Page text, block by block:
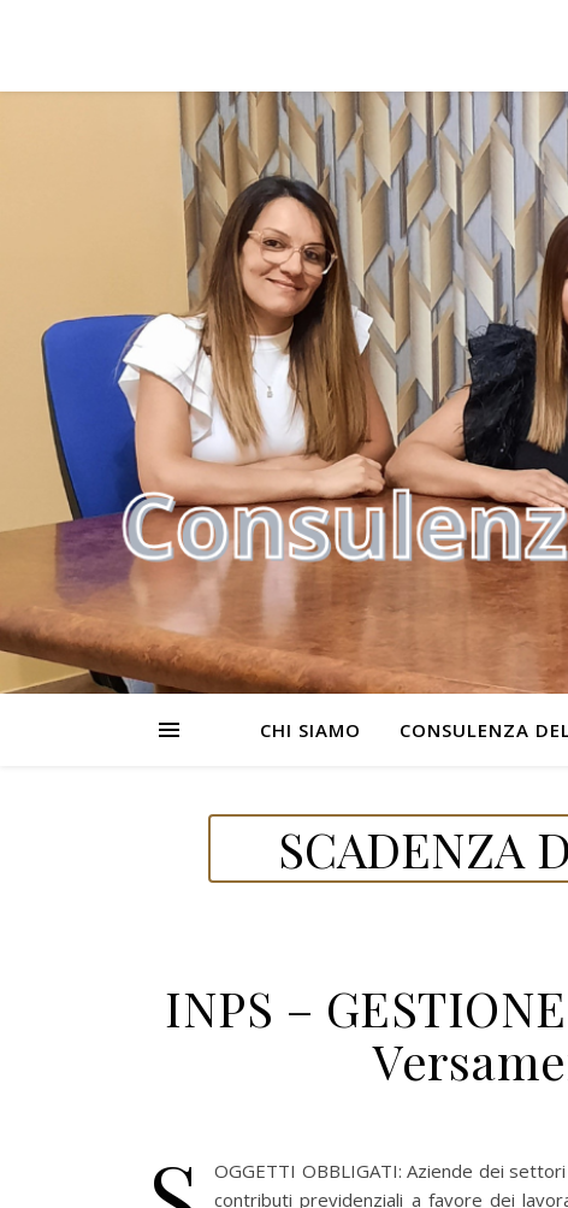
CHI SIAMO CONSULENZA
SCADENZA
INPS –
OGGETTI OBBLIGATI: Aziende dei
contributi previdenziali a favore dei